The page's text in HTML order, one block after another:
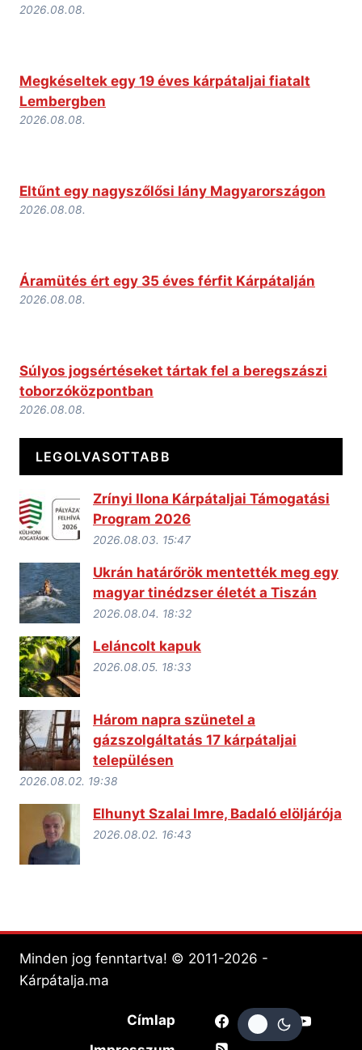
2026.08.08.
Megkéseltek egy 19 éves kárpátaljai fiatalt
Lembergben
2026.08.08.
Eltűnt egy nagyszőlősi lány Magyarországon
2026.08.08.
Áramütés ért egy 35 éves férfit Kárpátalján
2026.08.08.
Súlyos jogsértéseket tártak fel a beregszászi
toborzóközpontban
2026.08.08.
LEGOLVASOTTABB
Zrínyi Ilona Kárpátaljai Támogatási
Program 2026
2026.08.03. 15:47
Ukrán határőrök mentették meg egy
magyar tinédzser életét a Tiszán
2026.08.04. 18:32
Leláncolt kapuk
2026.08.05. 18:33
Három napra szünetel a
gázszolgáltatás 17 kárpátaljai
településen
2026.08.02. 19:38
Elhunyt Szalai Imre, Badaló elöljárója
2026.08.02. 16:43
Minden jog fenntartva! © 2011-2026 -
Kárpátalja.ma
Címlap